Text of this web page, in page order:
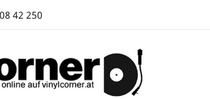
42 250